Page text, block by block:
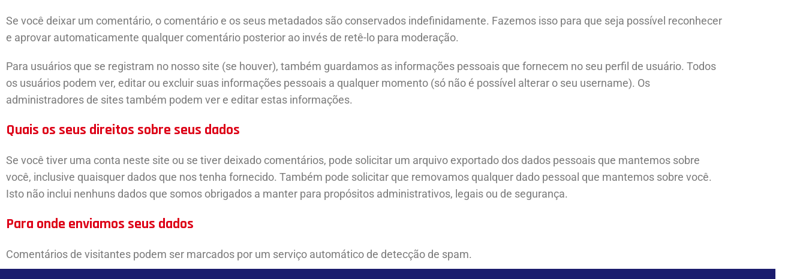
Se você deixar um comentário, o comentário e os seus metadados são conservados indefinidamente. Fazemos isso para que seja possível reconhecer
e aprovar automaticamente qualquer comentário posterior ao invés de retê-lo para moderação.
Para usuários que se registram no nosso site (se houver), também guardamos as informações pessoais que fornecem no seu perfil de usuário. Todos
os usuários podem ver, editar ou excluir suas informações pessoais a qualquer momento (só não é possível alterar o seu username). Os
administradores de sites também podem ver e editar estas informações.
Quais os seus direitos sobre seus dados
Se você tiver uma conta neste site ou se tiver deixado comentários, pode solicitar um arquivo exportado dos dados pessoais que mantemos sobre
você, inclusive quaisquer dados que nos tenha fornecido. Também pode solicitar que removamos qualquer dado pessoal que mantemos sobre você.
Isto não inclui nenhuns dados que somos obrigados a manter para propósitos administrativos, legais ou de segurança.
Para onde enviamos seus dados
Comentários de visitantes podem ser marcados por um serviço automático de detecção de spam.